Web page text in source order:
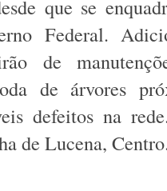
que se
Federal.
de
de árvores
defeitos na
de Lucena,